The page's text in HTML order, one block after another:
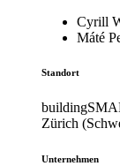
Cyrill
Máté
Standort
Zürich
Unternehmen